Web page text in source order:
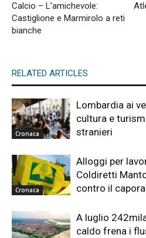
Calcio – L’amichevole:
Castiglione e Marmirolo a reti
bianche
RELATED ARTICLES
Cronaca
Lombardia ai
cultura e
stranieri
Cronaca
Alloggi per
Coldiretti
contro il
A luglio
caldo frena i